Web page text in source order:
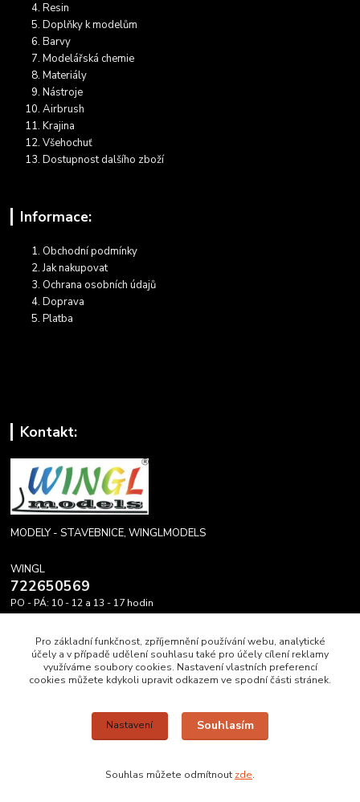
Resin
Doplňky k modelům
Barvy
Modelářská chemie
Materiály
Nástroje
Airbrush
Krajina
Všehochuť
Dostupnost dalšího zboží
Informace:
Obchodní podmínky
Jak nakupovat
Ochrana osobních údajů
Doprava
Platba
Kontakt:
MODELY - STAVEBNICE, WINGLMODELS
WINGL
722650569
PO - PÁ: 10 - 12 a 13 - 17 hodin
Upravit sběr cookies.
WINGL DĚKUJE A PŘEJE HEZKÝ DEN A MODRÉ NEBE.
Pro základní funkčnost, zpříjemnění používání webu, analytické
účely a v případě udělení souhlasu také pro účely cílení reklamy
využíváme soubory cookies. Nastavení vlastních preferencí
cookies můžete kdykoli upravit odkazem ve spodní části stránek.
Nastavení Souhlasím
Souhlas můžete odmítnout zde.